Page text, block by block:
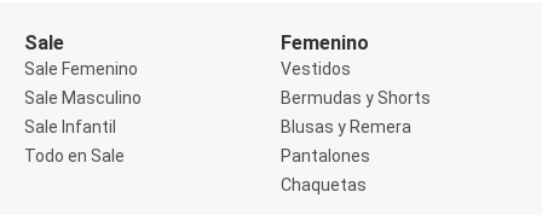
Sueters
Camisas
Manga 3/4
Manga Larga
Sin Manga
Sale
Sale Femenino
Sale Masculino
Sale Infantil
Todo en Sale
Femenino
Vestidos
Bermudas y Shorts
Blusas y Remera
Pantalones
Chaquetas